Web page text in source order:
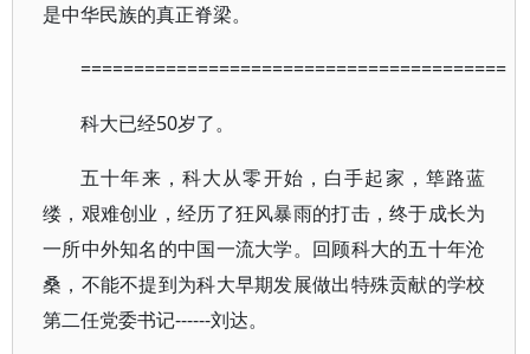
是中华民族的真正脊梁。
========================================
科大已经50岁了。
五十年来，科大从零开始，白手起家，筚路蓝
缕，艰难创业，经历了狂风暴雨的打击，终于成长为
一所中外知名的中国一流大学。回顾科大的五十年沧
桑，不能不提到为科大早期发展做出特殊贡献的学校
第二任党委书记------刘达。